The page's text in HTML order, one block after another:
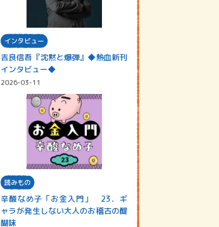
インタビュー
吉良信吾『沈黙と爆弾』◆熱血新刊
インタビュー◆
2026-03-11
読みもの
辛酸なめ子「お金入門」 23．ギ
ャラが発生しない大人のお稽古の醍
醐味